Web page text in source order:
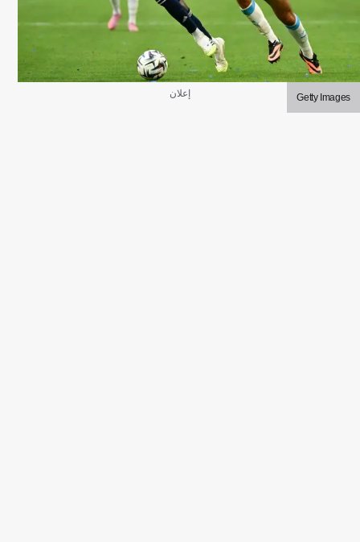
Getty Images إعلان